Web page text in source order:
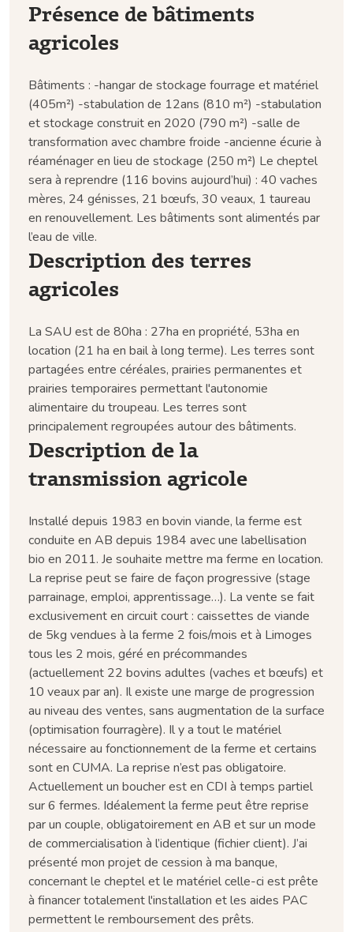
Présence de bâtiments
agricoles
Bâtiments : -hangar de stockage fourrage et matériel
(405m²) -stabulation de 12ans (810 m²) -stabulation
et stockage construit en 2020 (790 m²) -salle de
transformation avec chambre froide -ancienne écurie à
réaménager en lieu de stockage (250 m²) Le cheptel
sera à reprendre (116 bovins aujourd’hui) : 40 vaches
mères, 24 génisses, 21 bœufs, 30 veaux, 1 taureau
en renouvellement. Les bâtiments sont alimentés par
l’eau de ville.
Description des terres
agricoles
La SAU est de 80ha : 27ha en propriété, 53ha en
location (21 ha en bail à long terme). Les terres sont
partagées entre céréales, prairies permanentes et
prairies temporaires permettant l'autonomie
alimentaire du troupeau. Les terres sont
principalement regroupées autour des bâtiments.
Description de la
transmission agricole
Installé depuis 1983 en bovin viande, la ferme est
conduite en AB depuis 1984 avec une labellisation
bio en 2011. Je souhaite mettre ma ferme en location.
La reprise peut se faire de façon progressive (stage
parrainage, emploi, apprentissage…). La vente se fait
exclusivement en circuit court : caissettes de viande
de 5kg vendues à la ferme 2 fois/mois et à Limoges
tous les 2 mois, géré en précommandes
(actuellement 22 bovins adultes (vaches et bœufs) et
10 veaux par an). Il existe une marge de progression
au niveau des ventes, sans augmentation de la surface
(optimisation fourragère). Il y a tout le matériel
nécessaire au fonctionnement de la ferme et certains
sont en CUMA. La reprise n’est pas obligatoire.
Actuellement un boucher est en CDI à temps partiel
sur 6 fermes. Idéalement la ferme peut être reprise
par un couple, obligatoirement en AB et sur un mode
de commercialisation à l’identique (fichier client). J’ai
présenté mon projet de cession à ma banque,
concernant le cheptel et le matériel celle-ci est prête
à financer totalement l'installation et les aides PAC
permettent le remboursement des prêts.